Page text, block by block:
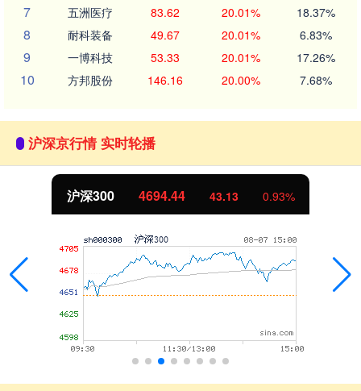
7 五洲医疗 83.62 20.01% 18.37%
8 耐科装备 49.67 20.01% 6.83%
9 一博科技 53.33 20.01% 17.26%
10 方邦股份 146.16 20.00% 7.68%
沪深京行情 实时轮播
北证50 1134.24 11.37 1.01%